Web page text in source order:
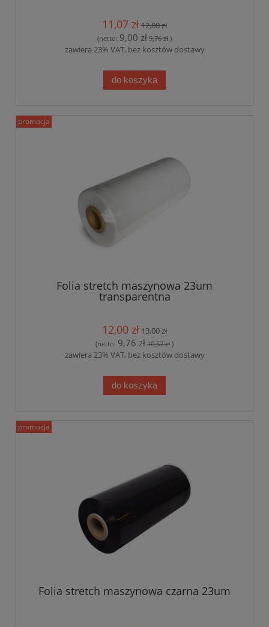
11,07 zł12,00 zł
(netto: 9,00 zł 9,76 zł )
zawiera 23% VAT, bez kosztów dostawy
do koszyka
Folia stretch maszynowa 23um
transparentna
12,00 zł13,00 zł
(netto: 9,76 zł 10,57 zł )
zawiera 23% VAT, bez kosztów dostawy
do koszyka
promocja
Folia stretch maszynowa czarna 23um
promocja